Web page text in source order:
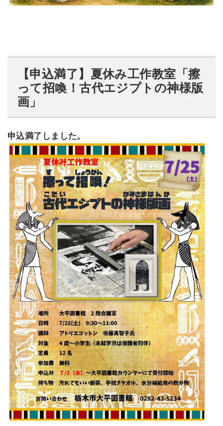
【申込満了】夏休み工作教室「擦
って招喚！古代エジプトの神様版
画」
申込満了しました。